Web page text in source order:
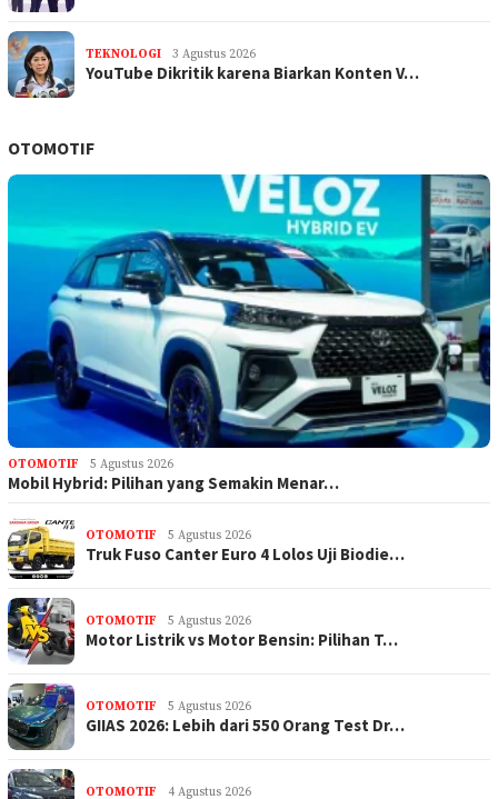
TEKNOLOGI 3 Agustus 2026
YouTube Dikritik karena Biarkan Konten V…
OTOMOTIF
OTOMOTIF 5 Agustus 2026
Mobil Hybrid: Pilihan yang Semakin Menar…
OTOMOTIF 5 Agustus 2026
Truk Fuso Canter Euro 4 Lolos Uji Biodie…
OTOMOTIF 5 Agustus 2026
Motor Listrik vs Motor Bensin: Pilihan T…
OTOMOTIF 5 Agustus 2026
GIIAS 2026: Lebih dari 550 Orang Test Dr…
OTOMOTIF 4 Agustus 2026